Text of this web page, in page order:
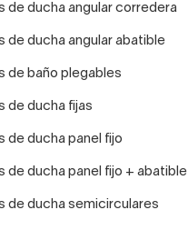
de ducha angular corredera
de ducha angular abatible
de baño plegables
de ducha fijas
de ducha panel fijo
de ducha panel fijo + abatible
de ducha semicirculares